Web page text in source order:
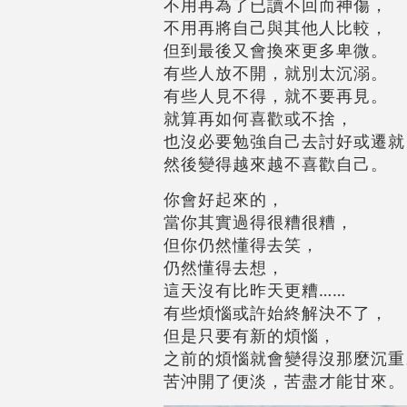
不用再將自己與其他人比較，
但到最後又會換來更多卑微。
有些人放不開，就別太沉溺。
有些人見不得，就不要再見。
就算再如何喜歡或不捨，
也沒必要勉強自己去討好或遷
然後變得越來越不喜歡自己。
你會好起來的，
當你其實過得很糟很糟，
但你仍然懂得去笑，
仍然懂得去想，
這天沒有比昨天更糟……
有些煩惱或許始終解決不了，
但是只要有新的煩惱，
之前的煩惱就會變得沒那麼沉
苦沖開了便淡，苦盡才能甘來。